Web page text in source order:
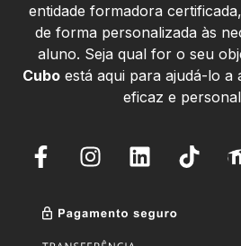
entidade formadora
de forma personalizada às
aluno. Seja qual for o seu
Cubo está aqui para ajudá-lo
eficaz e